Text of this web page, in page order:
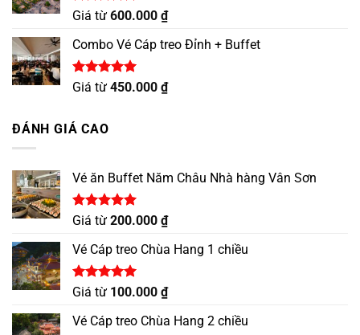
Được xếp
5 sao
Giá từ 600.000 ₫
Combo Vé Cáp treo Đỉnh + Buffet
Được xếp
Giá từ 450.000 ₫
ĐÁNH GIÁ CAO
Vé ăn Buffet Năm Châu Nhà hàng Vân Sơn
Được xếp
5 sao
Giá từ 200.000 ₫
Vé Cáp treo Chùa Hang 1 chiều
Được xếp
5 sao
Giá từ 100.000 ₫
Vé Cáp treo Chùa Hang 2 chiều